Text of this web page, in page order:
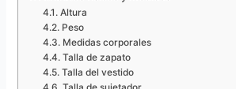
Altura
Peso
Medidas corporales
Talla de zapato
Talla del vestido